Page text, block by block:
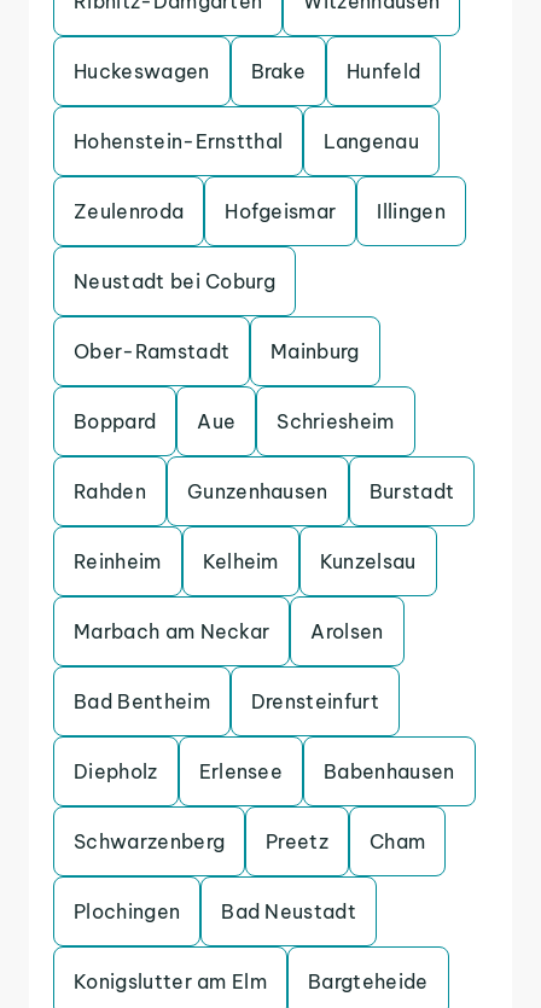
Huckeswagen Brake Hunfeld
Hohenstein-Ernstthal Langenau
Zeulenroda Hofgeismar Illingen
Neustadt bei Coburg
Ober-Ramstadt Mainburg
Boppard Aue Schriesheim
Rahden Gunzenhausen Burstadt
Reinheim Kelheim Kunzelsau
Marbach am Neckar Arolsen
Bad Bentheim Drensteinfurt
Diepholz Erlensee Babenhausen
Schwarzenberg Preetz Cham
Plochingen Bad Neustadt
Konigslutter am Elm Bargteheide